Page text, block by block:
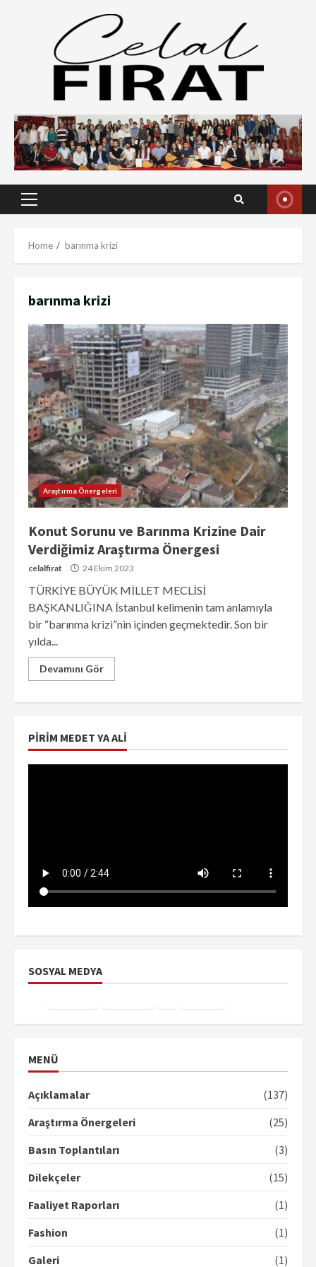
Primary
Home barınma krizi
barınma krizi
Araştırma Önergeleri
Konut Sorunu ve Barınma Krizine Dair
Verdiğimiz Araştırma Önergesi
celalfirat 24 Ekim 2023
TÜRKİYE BÜYÜK MİLLET MECLİSİ
BAŞKANLIĞINA İstanbul kelimenin tam anlamıyla
bir “barınma krizi”nin içinden geçmektedir. Son bir
yılda...
Devamını Gör
PIRIM MEDET YA ALI
SOSYAL MEDYA
MENÜ
Açıklamalar
(137)
Araştırma Önergeleri
(25)
Basın Toplantıları
(3)
Dilekçeler
(15)
Faaliyet Raporları
(1)
Fashion
(1)
Galeri
(1)